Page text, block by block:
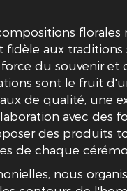
florales
aux traditions
du souvenir et
sont le fruit
de qualité, une
avec des
des produits
de chaque
nous